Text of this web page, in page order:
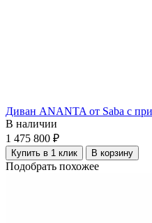
Диван ANANTA от Saba с
В наличии
1 475 800 ₽
Купить в 1 клик В корзину
Подобрать похожее